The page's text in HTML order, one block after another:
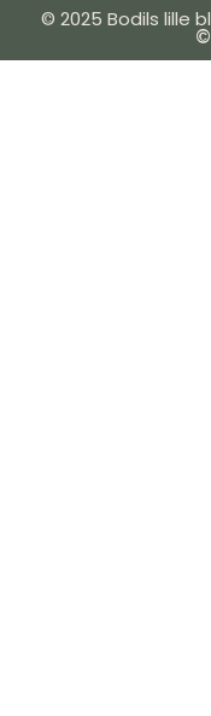
© 2025 Bodils lille